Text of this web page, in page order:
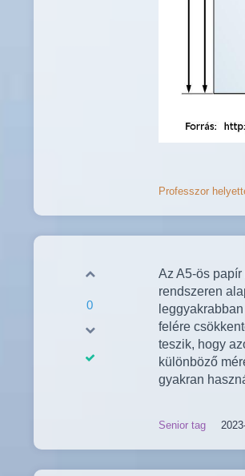
Professzor
0
Az A5-ös
rendszeren
felére
teszik, hogy
különböző
gyakran
Senior tag